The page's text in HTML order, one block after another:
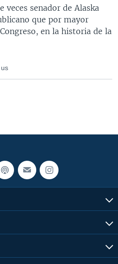
veces senador de Alaska
que por mayor
en la historia de la